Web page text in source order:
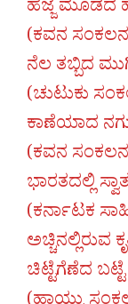
ಹೆಜ್ಜೆ ಮೂಡದ
(ಕವನ
ನೆಲ ತಬ್ಬಿದ
(ಚುಟುಕು
ಕಾಣೆಯಾದ
(ಕವನ
ಭಾರತದಲ್ಲಿ
(ಕರ್ನಾಟಕ
ಅಚ್ಚಿನಲ್ಲಿರುವ
ಚಿಟ್ಟೆಗೆಣೆದ ಬಟ್ಟೆ